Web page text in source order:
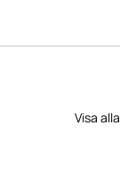
Visa alla